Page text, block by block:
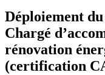
Déploiement
Chargé
rénovation
(certification